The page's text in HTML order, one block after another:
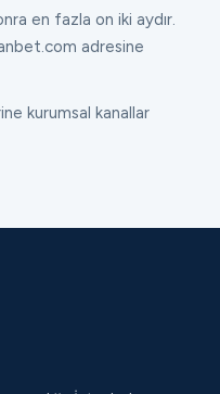
en fazla on iki aydır.
adresine
kurumsal kanallar